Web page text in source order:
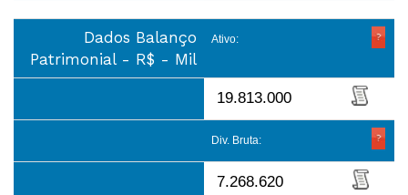
Dados Balanço
Patrimonial - R$ - Mil
Ativo:
19.813.000
Div. Bruta:
7.268.620